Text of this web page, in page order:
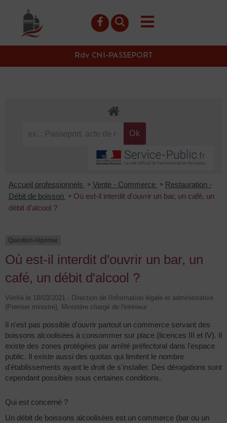
principal
Rdv CNI-PASSEPORT
Accueil professionnels > Vente - Commerce > Restauration -
Débit de boisson
> Où est-il interdit d'ouvrir un bar, un café, un
débit d'alcool ?
Question-réponse
Où est-il interdit d'ouvrir un bar, un
café, un débit d'alcool ?
Vérifié le 18/03/2021 - Direction de l'information légale et administrative
(Premier ministre), Ministère chargé de l'intérieur
Il n'est pas possible d'ouvrir partout un commerce servant des
boissons alcoolisées à consommer sur place (licences III et IV). Il
existe des zones protégées par arrêté préfectoral dans l'espace
public. Il existe aussi des quotas qui limitent le nombre
d'établissements ayant le droit de s'installer. Des dérogations sont
cependant possibles sous certaines conditions.
Qui est concerné ?
Un débit de boissons alcoolisées est un commerce (bar ou un